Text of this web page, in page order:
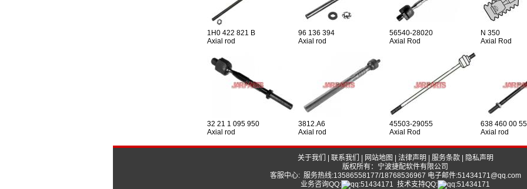
1H0 422 821 B
Axial rod
96 136 394
Axial rod
56540-28020
Axial Rod
N 350
Axial Rod
32 21 1 095 950
Axial rod
3812.A6
Axial rod
45503-29055
Axial Rod
638 460 00 55
Axial rod
关于我们 联系我们 网站地图 法律声明 服务条款|
隐私声明
版权所有：宁波捷配软件有限公司
客服中心: 服务热线:13586558177/18768536967 电子邮件:51434171@qq.com
业务咨询QQ:
技术支持QQ: